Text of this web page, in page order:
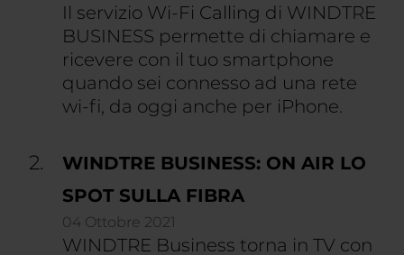
Il servizio Wi-Fi Calling di WINDTRE
BUSINESS permette di chiamare e
ricevere con il tuo smartphone
quando sei connesso ad una rete
wi-fi, da oggi anche per iPhone.
WINDTRE BUSINESS: ON AIR LO
SPOT SULLA FIBRA
04 Ottobre 2021
WINDTRE Business torna in TV con